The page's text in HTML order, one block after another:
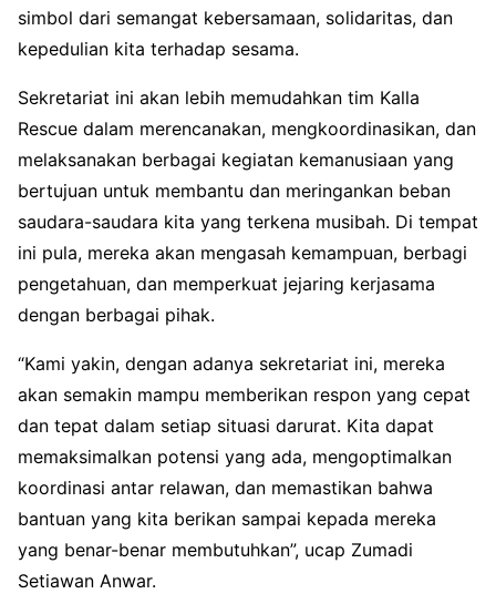
simbol dari semangat kebersamaan, solidaritas, dan
kepedulian kita terhadap sesama.
Sekretariat ini akan lebih memudahkan tim Kalla
Rescue dalam merencanakan, mengkoordinasikan, dan
melaksanakan berbagai kegiatan kemanusiaan yang
bertujuan untuk membantu dan meringankan beban
saudara-saudara kita yang terkena musibah. Di tempat
ini pula, mereka akan mengasah kemampuan, berbagi
pengetahuan, dan memperkuat jejaring kerjasama
dengan berbagai pihak.
“Kami yakin, dengan adanya sekretariat ini, mereka
akan semakin mampu memberikan respon yang cepat
dan tepat dalam setiap situasi darurat. Kita dapat
memaksimalkan potensi yang ada, mengoptimalkan
koordinasi antar relawan, dan memastikan bahwa
bantuan yang kita berikan sampai kepada mereka
yang benar-benar membutuhkan”, ucap Zumadi
Setiawan Anwar.